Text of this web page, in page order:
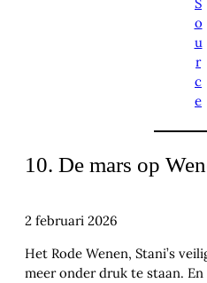
o
u
r
c
e
10. De mars op
2 februari 2026
Het Rode Wenen, Stani’s
meer onder druk te staan.